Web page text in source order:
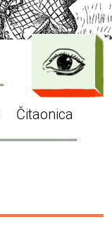
Čitaonica